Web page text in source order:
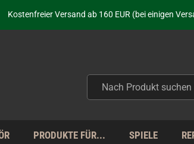
Kostenfreier Versand ab 160 EUR (bei einigen
Seit über 20 Jahren Deine Anlaufstelle für neue
Täglicher Versand Mo - Fr aus Deutschland -
PRODUKTE FÜR... SPIELE